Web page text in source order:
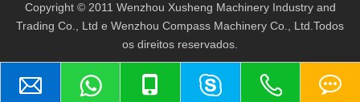
Copyright © 2011 Wenzhou Xusheng Machinery Industry and
Trading Co., Ltd e Wenzhou Compass Machinery Co., Ltd.Todos
os direitos reservados.